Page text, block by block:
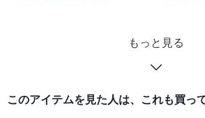
もっと見る
このアイテムを見た人は、これも買っ